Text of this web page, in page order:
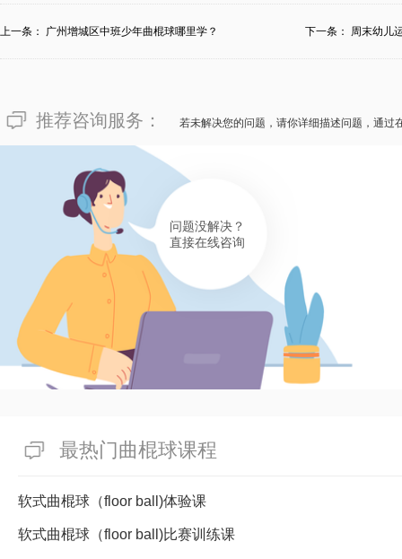
上一条： 广州增城区中班少年曲棍球哪里学？ 下一条： 周末幼儿
推荐咨询服务： 若未解决您的问题，请你详细描述问题，通过
问题没解决？
直接在线咨询
最热门曲棍球课程
软式曲棍球（floor ball)体验课
软式曲棍球（floor ball)比赛训练课